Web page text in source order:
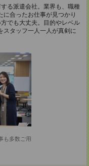
る派遣会社。業界も、職種
に合ったお仕事が見つかり
でも大丈夫。目的やレベル
スタッフ一人一人が真剣に
も多数ご用